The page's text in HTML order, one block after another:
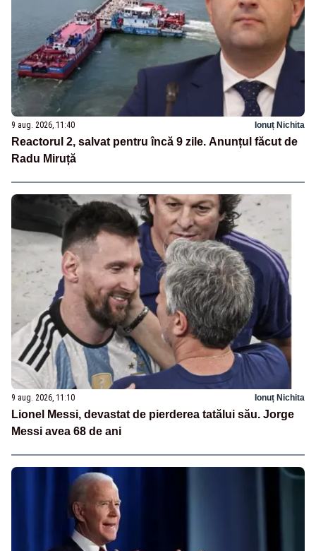
9 aug. 2026, 11:40 Ionuț Nichita
Reactorul 2, salvat pentru încă 9 zile. Anunțul făcut de
Radu Miruță
9 aug. 2026, 11:10 Ionuț Nichita
Lionel Messi, devastat de pierderea tatălui său. Jorge
Messi avea 68 de ani